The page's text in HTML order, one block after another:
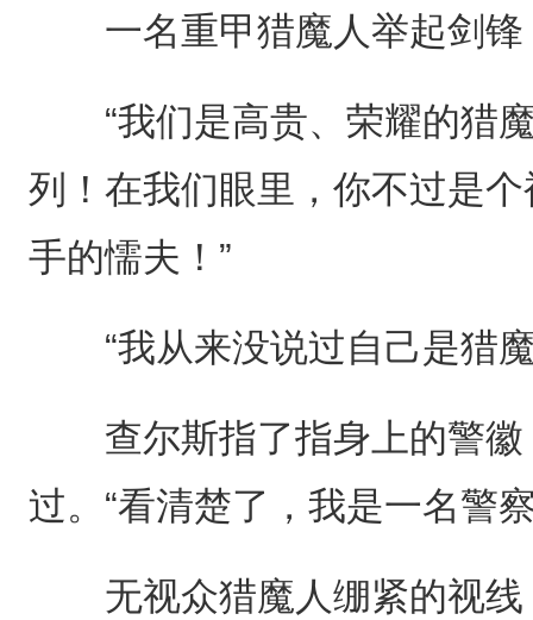
一名重甲猎魔人举起剑锋
“我们是高贵、荣耀的猎魔
列！在我们眼里，你不过是
手的懦夫！”
“我从来没说过自己是猎魔
查尔斯指了指身上的警徽
过。“看清楚了，我是一名警
无视众猎魔人绷紧的视线